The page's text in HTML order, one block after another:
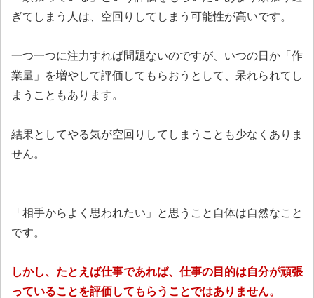
ぎてしまう人は、空回りしてしまう可能性が高いです。
一つ一つに注力すれば問題ないのですが、いつの日か「作
業量」を増やして評価してもらおうとして、呆れられてし
まうこともあります。
結果としてやる気が空回りしてしまうことも少なくありま
せん。
「相手からよく思われたい」と思うこと自体は自然なこと
です。
しかし、たとえば仕事であれば、仕事の目的は自分が頑張
っていることを評価してもらうことではありません。